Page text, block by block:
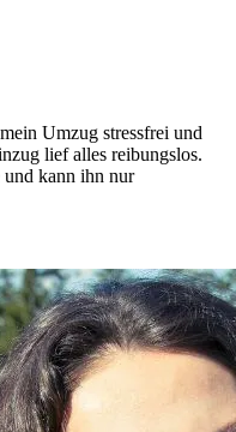
Umzug stressfrei und
lief alles reibungslos.
und kann ihn nur